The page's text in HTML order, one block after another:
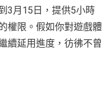
3月15日，提供5小時
權限。假如你對遊戲體
續延用進度，彷彿不曾